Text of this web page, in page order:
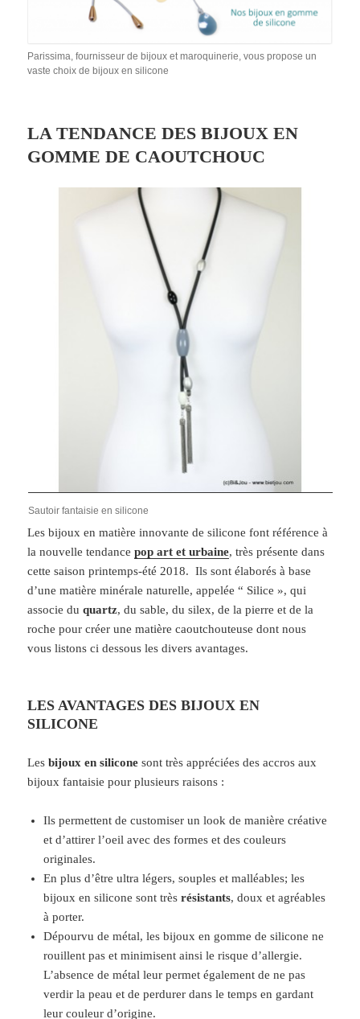
Parissima, fournisseur de bijoux et maroquinerie, vous propose un
vaste choix de bijoux en silicone
LA TENDANCE DES BIJOUX EN
GOMME DE CAOUTCHOUC
Sautoir fantaisie en silicone
Les bijoux en matière innovante de silicone font référence à
la nouvelle tendancepop art et urbaine, très présente dans
cette saison printemps-été 2018. Ils sont élaborés à base
d’une matière minérale naturelle, appelée “ Silice », qui
associe duquartz, du sable, du silex, de la pierre et de la
roche pour créer une matière caoutchouteuse dont nous
vous listons ci dessous les divers avantages.
LES AVANTAGES DES BIJOUX EN
SILICONE
Lesbijoux en silicone sont très appréciées des accros aux
bijoux fantaisie pour plusieurs raisons :
Ils permettent de customiser un look de manière créative
et d’attirer l’oeil avec des formes et des couleurs
originales.
En plus d’être ultra légers, souples et malléables; les
bijoux en silicone sont trèsrésistants, doux et agréables
à porter.
Dépourvu de métal, les bijoux en gomme de silicone ne
rouillent pas et minimisent ainsi le risque d’allergie.
L’absence de métal leur permet également de ne pas
verdir la peau et de perdurer dans le temps en gardant
leur couleur d’origine.